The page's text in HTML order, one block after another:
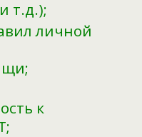
т.д.);
личной
к